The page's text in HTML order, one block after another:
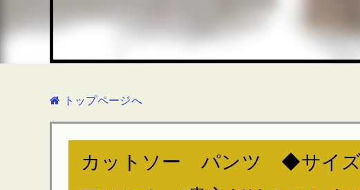
トップページへ
カットソー パンツ ◆サイ